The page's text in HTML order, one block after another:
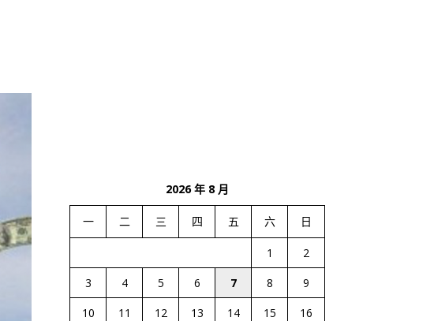
2026 年 8 月
一 二 三 四 五 六 日
1
2
3
4 5 6 7 8
9
10
11 12 13 14 15
16